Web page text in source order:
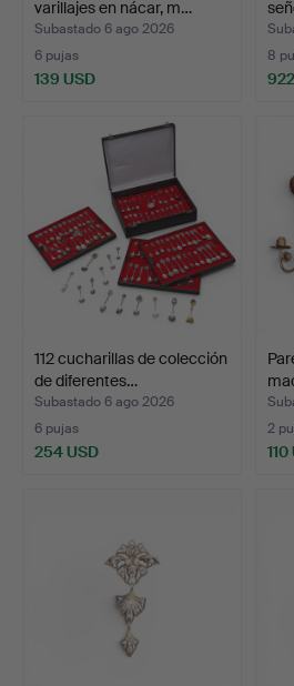
varillajes en nácar, m…
Subastado 6 ago 2026
6 pujas
139 USD
8
112 cucharillas de colección
de diferentes…
Subastado 6 ago 2026
6 pujas
254 USD
2